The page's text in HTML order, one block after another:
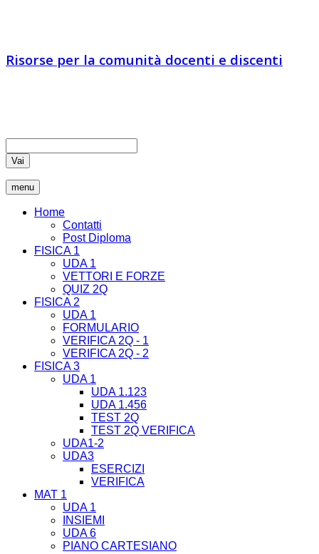
Risorse per la comunità docenti e discenti
Vai
menu
Home
Contatti
Post Diploma
FISICA 1
UDA 1
VETTORI E FORZE
QUIZ 2Q
FISICA 2
UDA 1
FORMULARIO
VERIFICA 2Q - 1
VERIFICA 2Q - 2
FISICA 3
UDA 1
UDA 1.123
UDA 1.456
TEST 2Q
TEST 2Q VERIFICA
UDA1-2
UDA3
ESERCIZI
VERIFICA
MAT 1
UDA 1
INSIEMI
UDA 6
PIANO CARTESIANO